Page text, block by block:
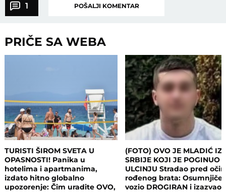
1 POŠALJI KOMENTAR
PRIČE SA WEBA
TURISTI ŠIROM SVETA U
OPASNOSTI! Panika u
hotelima i apartmanima,
izdato hitno globalno
upozorenje: Čim uradite OVO,
(FOTO) OVO JE MLADIĆ IZ
SRBIJE KOJI JE POGINUO
ULCINJU Stradao pred
rođenog brata:
vozio DROGIRAN i izazvao